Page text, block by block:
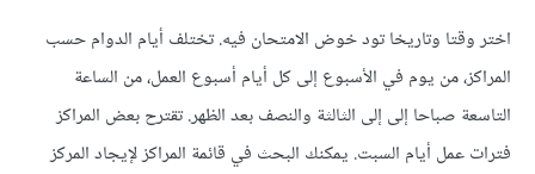
اختر وقتا وتاريخا تود خوض الامتحان فيه. تختلف أيام الدوام حسب
المراكز، من يوم في الأسبوع إلى كل أيام أسبوع العمل، من الساعة
التاسعة صباحا إلى إلى الثالثة والنصف بعد الظهر. تقترح بعض المراكز
فترات عمل أيام السبت. يمكنك البحث في قائمة المراكز لإيجاد المركز